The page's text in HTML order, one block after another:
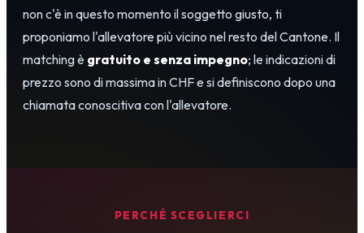
non c'è in questo momento il soggetto giusto, ti
proponiamo l'allevatore più vicino nel resto del Cantone. Il
matching è gratuito e senza impegno; le indicazioni di
prezzo sono di massima in CHF e si definiscono dopo una
chiamata conoscitiva con l'allevatore.
PERCHÉ SCEGLIERCI